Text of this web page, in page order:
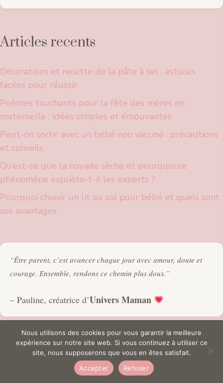
Articles recents
Décorations et recette de la pâte à sel : astuces
faciles pour réussir
Poèmes touchants pour la fête des mères en
maternelle : idées simples et émouvantes
Peut-on sortir avec un bébé non vacciné : précautions
et conseils
Qu’est-ce que la noyade sèche et pourquoi ce
phénomène inquiète-t-il les experts ?
Pourquoi choisir un lit au sol pour bébé et quels sont
ses avantages
“Être parent, c’est avancer chaque jour avec amour, doute et
courage. Ensemble, rendons ce chemin plus doux.”
– Pauline, créatrice d’Univers Maman
Dernier commentaire
Nous utilisons des cookies pour vous garantir la meilleure
expérience sur notre site web. Si vous continuez à utiliser ce
site, nous supposerons que vous en êtes satisfait.
Accepter
Refuser